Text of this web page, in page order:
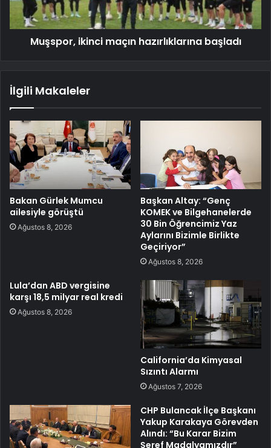
Muşspor, ikinci maçın hazırlıklarına başladı
İlgili Makaleler
Bakan Gürlek Mumcu
ailesiyle görüştü
Ağustos 8, 2026
Başkan Altay: “Genç
KOMEK ve Bilgehanelerde
30 Bin Öğrencimiz Yaz
Aylarını Bizimle Birlikte
Geçiriyor”
Ağustos 8, 2026
Lula’dan ABD vergisine
karşı 18,5 milyar real kredi
Ağustos 8, 2026
California’da Kimyasal
Sızıntı Alarmı
Ağustos 7, 2026
CHP Bulancak İlçe Başkanı
Yakup Karakaya Görevden
Alındı: “Bu Karar Bizim
Şeref Madalyamızdır”